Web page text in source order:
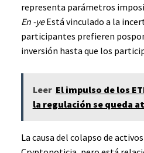
representa parámetros
En -yeEstá vinculado a la
participantes prefieren
inversión hasta que los
Leer El impulso de los
la regulación se queda
La causa del colapso de